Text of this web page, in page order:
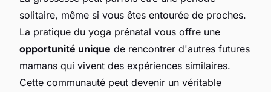
solitaire, même si vous êtes entourée de proches.
La pratique du yoga prénatal vous offre une
opportunité unique de rencontrer d'autres futures
mamans qui vivent des expériences similaires.
Cette communauté peut devenir un véritable